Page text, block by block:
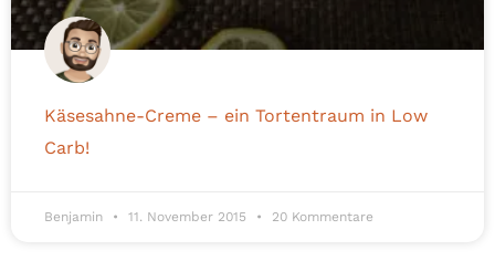
Käsesahne-Creme – ein Tortentraum in Low
Carb!
Benjamin 11. November 2015 20 Kommentare